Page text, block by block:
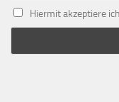
Hiermit akzeptiere